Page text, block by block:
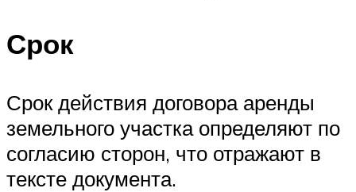
Срок
Срок действия договора аренды
земельного участка определяют по
согласию сторон, что отражают в
тексте документа.